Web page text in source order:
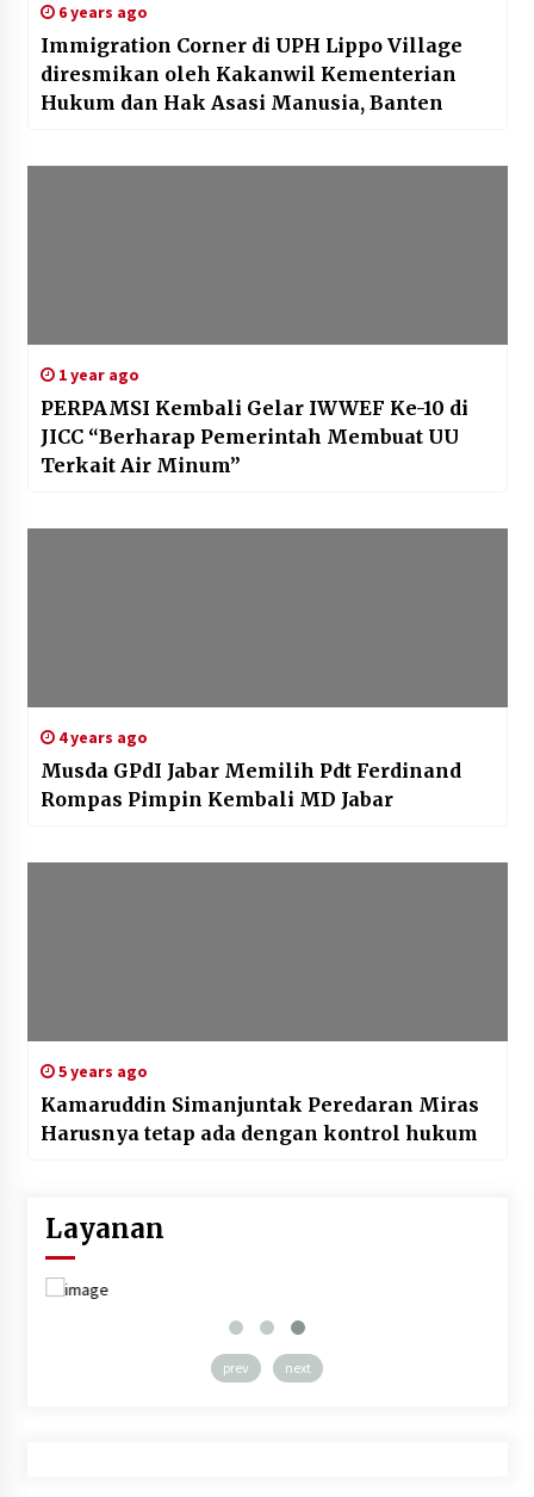
6 years ago
Immigration Corner di UPH Lippo Village
diresmikan oleh Kakanwil Kementerian
Hukum dan Hak Asasi Manusia, Banten
1 year ago
PERPAMSI Kembali Gelar IWWEF Ke-10 di
JICC “Berharap Pemerintah Membuat UU
Terkait Air Minum”
4 years ago
Musda GPdI Jabar Memilih Pdt Ferdinand
Rompas Pimpin Kembali MD Jabar
5 years ago
Kamaruddin Simanjuntak Peredaran Miras
Harusnya tetap ada dengan kontrol hukum
Layanan
prev next